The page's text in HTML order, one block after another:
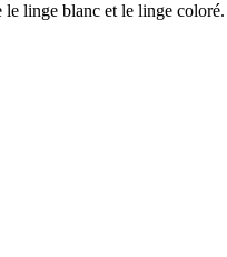
le linge blanc et le linge coloré.